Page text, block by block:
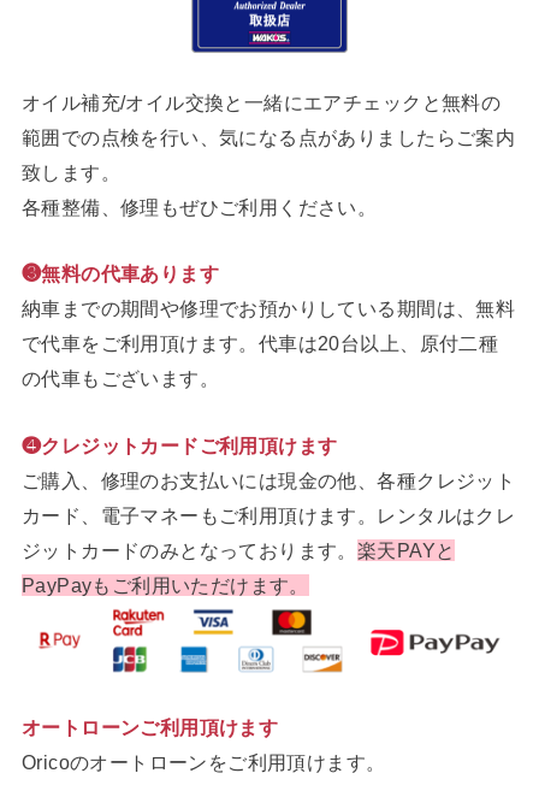
オイル補充/オイル交換と一緒にエアチェックと無料の
範囲での点検を行い、気になる点がありましたらご案内
致します。
各種整備、修理もぜひご利用ください。
❸無料の代車あります
納車までの期間や修理でお預かりしている期間は、無料
で代車をご利用頂けます。代車は20台以上、原付二種
の代車もございます。
❹クレジットカードご利用頂けます
ご購入、修理のお支払いには現金の他、各種クレジット
カード、電子マネーもご利用頂けます。レンタルはクレ
ジットカードのみとなっております。 楽天PAYと
PayPayもご利用いただけます。
オートローンご利用頂けます
Oricoのオートローンをご利用頂けます。